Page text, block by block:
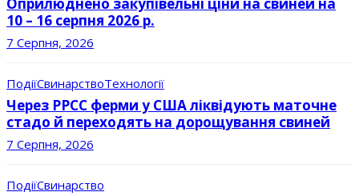
10 – 16 серпня 2026 р.
7 Серпня, 2026
ПодіїСвинарствоТехнології
Через РРСС ферми у США ліквідують маточне
стадо й переходять на дорощування свиней
7 Серпня, 2026
ПодіїСвинарство